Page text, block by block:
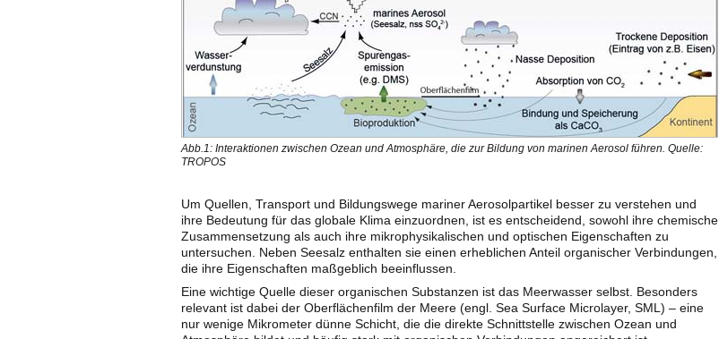
Abb.1: Interaktionen zwischen Ozean und Atmosphäre, die zur Bildung von marinen Aerosol führen. Quelle:
TROPOS
Um Quellen, Transport und Bildungswege mariner Aerosolpartikel besser zu verstehen und
ihre Bedeutung für das globale Klima einzuordnen, ist es entscheidend, sowohl ihre chemische
Zusammensetzung als auch ihre mikrophysikalischen und optischen Eigenschaften zu
untersuchen. Neben Seesalz enthalten sie einen erheblichen Anteil organischer Verbindungen,
die ihre Eigenschaften maßgeblich beeinflussen.
Eine wichtige Quelle dieser organischen Substanzen ist das Meerwasser selbst. Besonders
relevant ist dabei der Oberflächenfilm der Meere (engl. Sea Surface Microlayer, SML) – eine
nur wenige Mikrometer dünne Schicht, die die direkte Schnittstelle zwischen Ozean und